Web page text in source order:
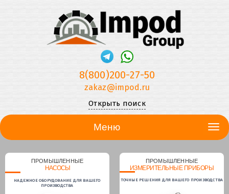
8(800)200-27-50
zakaz@impod.ru
Открыть поиск
Меню
ПРОМЫШЛЕННЫЕ
НАСОСЫ
НАДЕЖНОЕ ОБОРУДОВАНИЕ ДЛЯ ВАШЕГО
ПРОИЗВОДСТВА
ПРОМЫШЛЕННЫЕ
ИЗМЕРИТЕЛЬНЫЕ ПРИБОРЫ
ТОЧНЫЕ РЕШЕНИЯ ДЛЯ ВАШЕГО ПРОИЗВОДСТВА